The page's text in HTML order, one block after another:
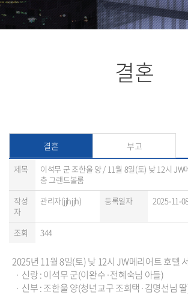
결혼
결혼 부고
제목
이석무 군 조한울 양 / 11월 8일(토) 낮 12시 JW
층 그랜드볼룸
작성
자
관리자(jjhjjh) 등록일자 2025-11-
조회 344
2025년 11월 8일(토) 낮 12시 JW메리어트 호텔
· 신랑 : 이석무 군(이완수·전혜숙님 아들)
· 신부 : 조한울 양(청년교구 조희택·김명선님